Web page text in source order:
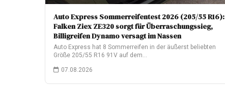
Auto Express Sommerreifentest 2026 (205/55 R16):
Falken Ziex ZE320 sorgt für Überraschungssieg,
Billigreifen Dynamo versagt im Nassen
Auto Express hat 8 Sommerreifen in der äußerst beliebten
Größe 205/55 R16 91V auf dem…
07.08.2026